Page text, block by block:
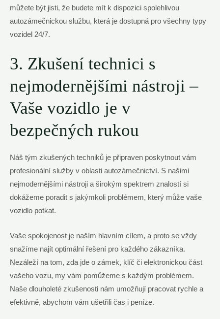
můžete být jisti, že budete mít k dispozici spolehlivou
autozámečnickou službu, která je dostupná pro všechny typy
vozidel 24/7.
3. Zkušení technici s
nejmodernějšími nástroji –
Vaše vozidlo je v
bezpečných rukou
Náš tým zkušených techniků je připraven poskytnout vám
profesionální služby v oblasti autozámečnictví. S našimi
nejmodernějšími nástroji a širokým spektrem znalostí si
dokážeme poradit s jakýmkoli problémem, který může vaše
vozidlo potkat.
Vaše spokojenost je naším hlavním cílem, a proto se vždy
snažíme najít optimální řešení pro každého zákazníka.
Nezáleží na tom, zda jde o zámek, klíč či elektronickou část
vašeho vozu, my vám pomůžeme s každým problémem.
Naše dlouholeté zkušenosti nám umožňují pracovat rychle a
efektivně, abychom vám ušetřili čas i peníze.